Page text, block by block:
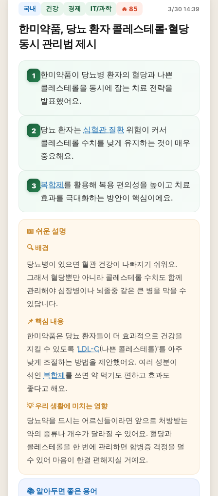
국내 건강 경제 IT/과학 🔥 85 3/30 14:39
한미약품, 당뇨 환자 콜레스테롤·혈당
동시 관리법 제시
1
한미약품이 당뇨병 환자의 혈당과 나쁜
콜레스테롤을 동시에 잡는 치료 전략을
발표했어요.
2 당뇨 환자는 심혈관 질환 위험이 커서
콜레스테롤 수치를 낮게 유지하는 것이 매우
중요해요.
3 복합제를 활용해 복용 편의성을 높이고 치료
효과를 극대화하는 방안이 핵심이에요.
📖 쉬운 설명
🔍 배경
당뇨병이 있으면 혈관 건강이 나빠지기 쉬워요.
그래서 혈당뿐만 아니라 콜레스테롤 수치도 함께
관리해야 심장병이나 뇌졸중 같은 큰 병을 막을 수
있답니다.
📌 핵심 내용
한미약품은 당뇨 환자들이 더 효과적으로 건강을
지킬 수 있도록 'LDL-C(나쁜 콜레스테롤)'를 아주
낮게 조절하는 방법을 제안했어요. 여러 성분이
섞인 복합제를 쓰면 약 먹기도 편하고 효과도
좋다고 해요.
💡 우리 생활에 미치는 영향
당뇨약을 드시는 어르신들이라면 앞으로 처방받는
약의 종류나 개수가 달라질 수 있어요. 혈당과
콜레스테롤을 한 번에 관리하면 합병증 걱정을 덜
수 있어 마음이 한결 편해지실 거예요.
📚 알아두면 좋은 용어